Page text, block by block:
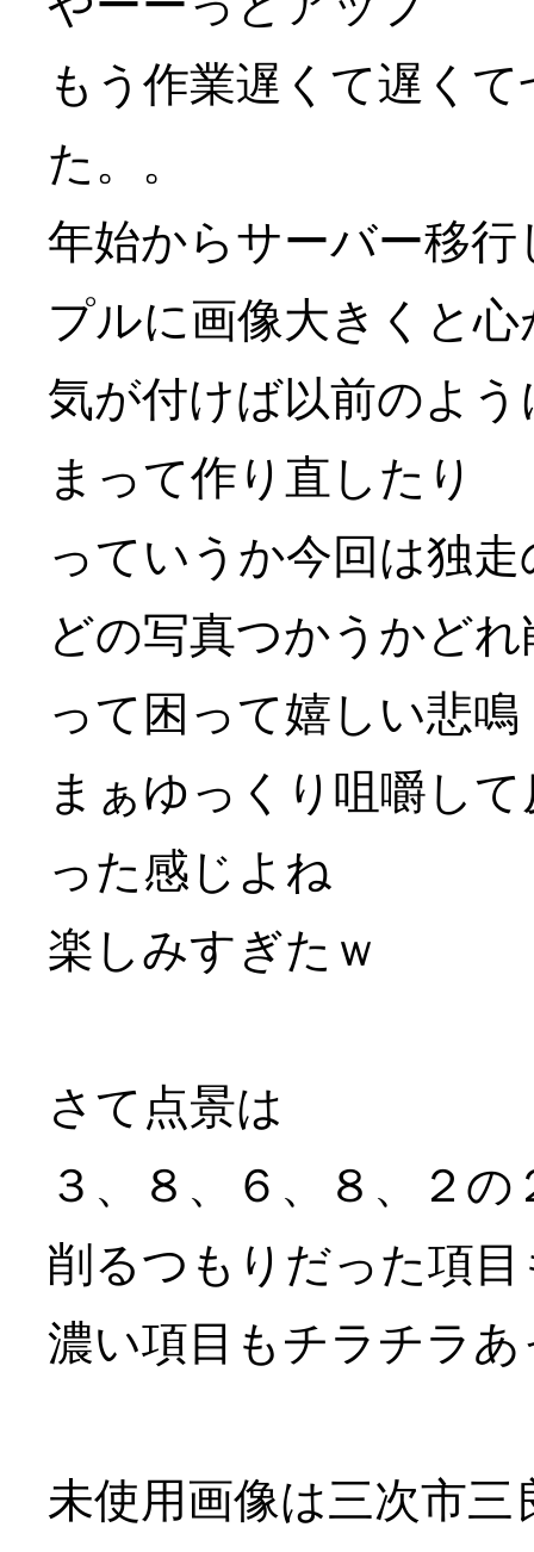
もう作業遅くて遅く
た。。
年始からサーバー移
プルに画像大きくと
気が付けば以前のよ
まって作り直したり
っていうか今回は独
どの写真つかうかど
って困って嬉しい悲鳴
まぁゆっくり咀嚼し
った感じよね
楽しみすぎたｗ
さて点景は
３、８、６、８、２の
削るつもりだった項
濃い項目もチラチラ
未使用画像は三次市